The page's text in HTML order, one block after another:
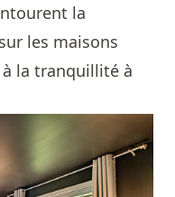
la
les maisons
la tranquillité à